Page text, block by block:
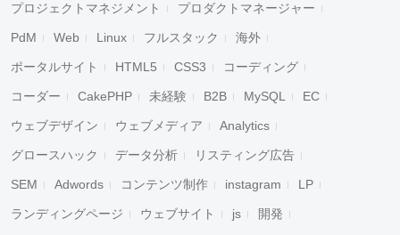
キャンセル 検索
プロジェクトマネジメント プロダクトマネージャー
PdM Web Linux フルスタック 海外
ポータルサイト HTML5 CSS3 コーディング
コーダー CakePHP 未経験 B2B MySQL EC
ウェブデザイン ウェブメディア Analytics
グロースハック データ分析 リスティング広告
SEM Adwords コンテンツ制作 instagram LP
ランディングページ ウェブサイト js 開発